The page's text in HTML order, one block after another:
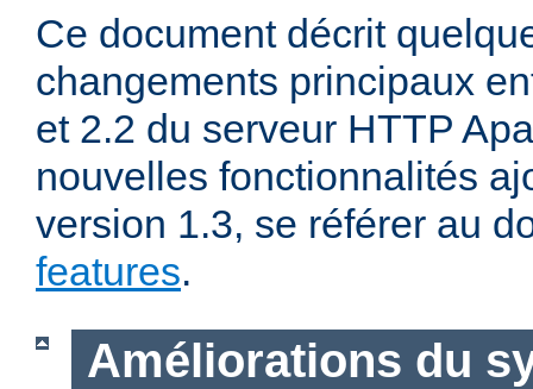
Ce document décrit
changements principaux
et 2.2 du serveur HTTP
nouvelles fonctionnalités
version 1.3, se référer au
features.
Améliorations du